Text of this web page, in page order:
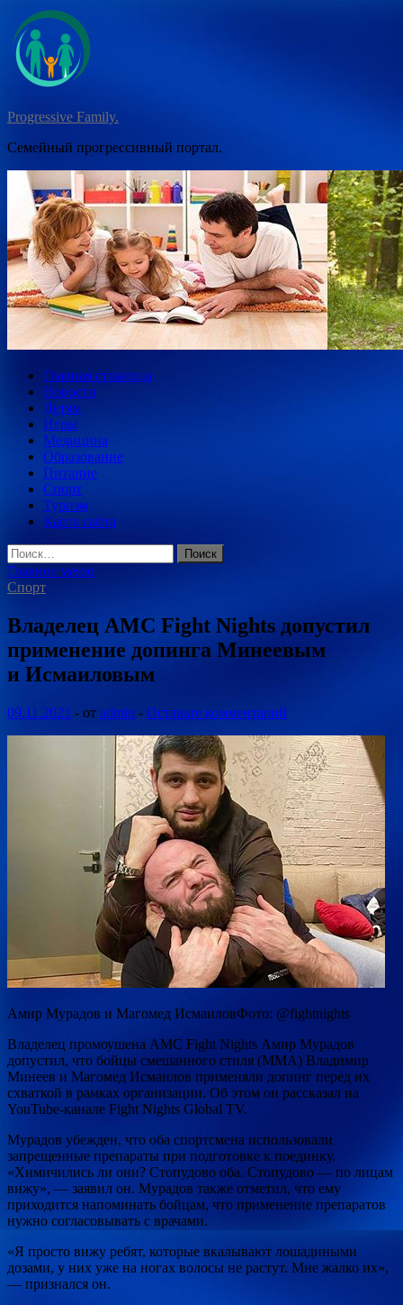
Перейти
содержимому
Progressive Family.
Семейный прогрессивный портал.
Главная страница
Новости
Детям
Игры
Медицина
Образование
Питание
Спорт
Туризм
Карта сайта
Найти:
Главное меню
Спорт
Владелец AMC Fight Nights допустил
применение допинга Минеевым
и Исмаиловым
09.11.2021 - от admin - Оставьте комментарий
Амир Мурадов и Магомед ИсмаиловФото: @fightnights
Владелец промоушена AMC Fight Nights Амир Мурадов
допустил, что бойцы смешанного стиля (MMA) Владимир
Минеев и Магомед Исмаилов применяли допинг перед их
схваткой в рамках организации. Об этом он рассказал на
YouTube-канале Fight Nights Global TV.
Мурадов убежден, что оба спортсмена использовали
запрещенные препараты при подготовке к поединку.
«Химичились ли они? Стопудово оба. Стопудово — по лицам
вижу», — заявил он. Мурадов также отметил, что ему
приходится напоминать бойцам, что применение препаратов
нужно согласовывать с врачами.
«Я просто вижу ребят, которые вкалывают лошадиными
дозами, у них уже на ногах волосы не растут. Мне жалко их»,
— признался он.